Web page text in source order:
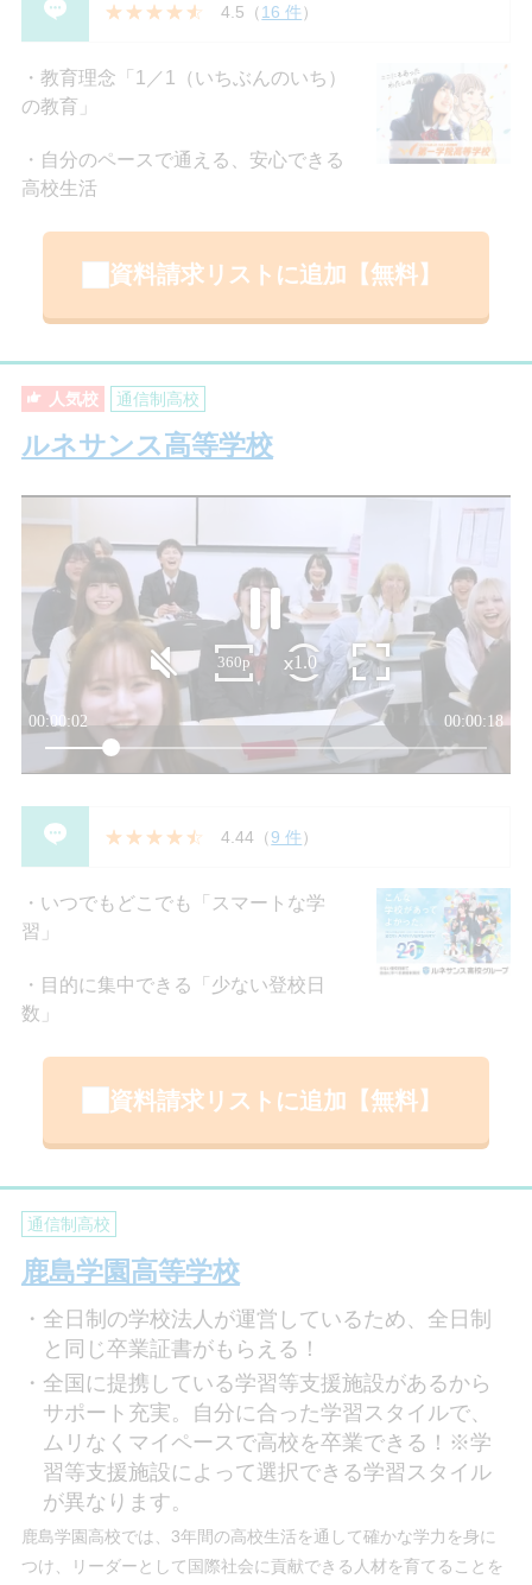
4.5 （16 件）
教育理念「1／1（いちぶんのいち）
の教育」
自分のペースで通える、安心できる
高校生活
資料請求リストに追加【無料】
人気校 通信制高校
ルネサンス高等学校
4.44 （9 件）
いつでもどこでも「スマートな学
習」
目的に集中できる「少ない登校日
数」
資料請求リストに追加【無料】
通信制高校
鹿島学園高等学校
全日制の学校法人が運営しているため、全日制
と同じ卒業証書がもらえる！
全国に提携している学習等支援施設があるから
サポート充実。自分に合った学習スタイルで、
ムリなくマイペースで高校を卒業できる！※学
習等支援施設によって選択できる学習スタイル
が異なります。
鹿島学園高校では、3年間の高校生活を通して確かな学力を身に
つけ、リーダーとして国際社会に貢献できる人材を育てることを